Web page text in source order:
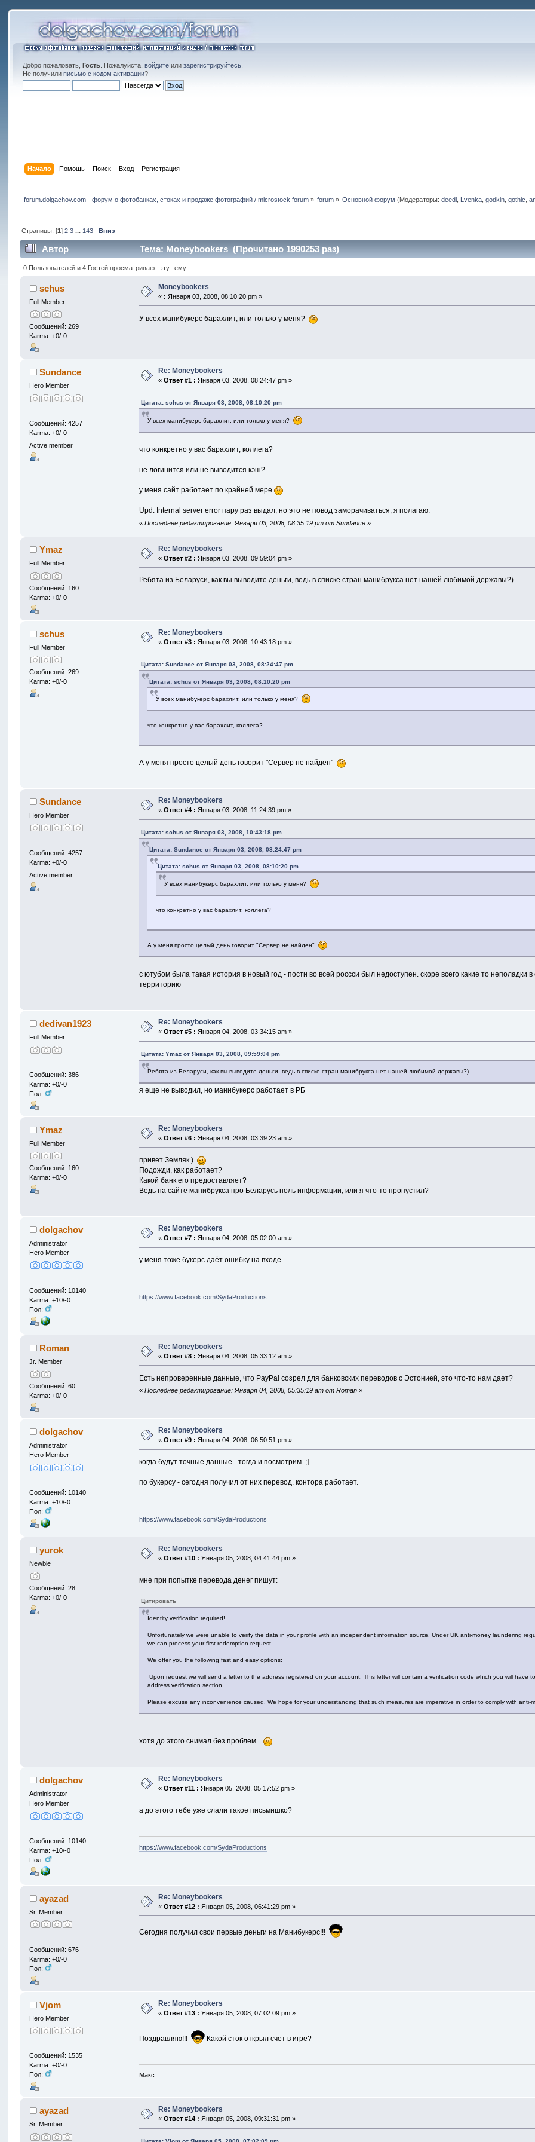
Добро пожаловать,Гость . Пожалуйста,войдите илизарегистрируйтесь
Не получилиписьмо с кодом активации?
Начало Помощь Поиск Вход Регистрация
forum.dolgachov.com - форум о фотобанках, стоках и продаже фотографий / microstock forum» forum » Основной форум (Модераторы:deedl Lvenka ,godkin ,gothic ,
Страницы: [1] 2 3 ... 143 Вниз
Автор Тема: Moneybookers (Прочитано 1990253 раз)
0 Пользователей и 4 Гостей просматривают эту тему.
schus
Full Member
Сообщений: 269
Karma: +0/-0
Moneybookers
« : Января 03, 2008, 08:10:20 pm »
У всех манибукерс барахлит, или только у меня?
Sundance
Hero Member
Сообщений: 4257
Karma: +0/-0
Active member
Re: Moneybookers
«Ответ #1 : Января 03, 2008, 08:24:47 pm »
Цитата: schus от Января 03, 2008, 08:10:20 pm
У всех манибукерс барахлит, или только у меня?
что конкретно у вас барахлит, коллега?
не логинится или не выводится кэш?
у меня сайт работает по крайней мере
Upd. Internal server error пару раз выдал, но это не повод заморачиваться, я полагаю.
«Последнее редактирование: Января 03, 2008, 08:35:19 pm от Sundance »
Ymaz
Full Member
Сообщений: 160
Karma: +0/-0
Re: Moneybookers
«Ответ #2 : Января 03, 2008, 09:59:04 pm »
Ребята из Беларуси, как вы выводите деньги, ведь в списке стран манибрукса нет нашей любимой державы?)
schus
Full Member
Сообщений: 269
Karma: +0/-0
Re: Moneybookers
«Ответ #3 : Января 03, 2008, 10:43:18 pm »
Цитата: Sundance от Января 03, 2008, 08:24:47 pm
Цитата: schus от Января 03, 2008, 08:10:20 pm
У всех манибукерс барахлит, или только у меня?
что конкретно у вас барахлит, коллега?
А у меня просто целый день говорит "Сервер не найден"
Sundance
Hero Member
Сообщений: 4257
Karma: +0/-0
Active member
Re: Moneybookers
«Ответ #4 : Января 03, 2008, 11:24:39 pm »
Цитата: schus от Января 03, 2008, 10:43:18 pm
Цитата: Sundance от Января 03, 2008, 08:24:47 pm
Цитата: schus от Января 03, 2008, 08:10:20 pm
У всех манибукерс барахлит, или только у меня?
что конкретно у вас барахлит, коллега?
А у меня просто целый день говорит "Сервер не найден"
с ютубом была такая история в новый год - пости во всей россси был недоступен. скоре всего какие то
территорию
dedivan1923
Full Member
Сообщений: 386
Karma: +0/-0
Пол:
Re: Moneybookers
«Ответ #5 : Января 04, 2008, 03:34:15 am »
Цитата: Ymaz от Января 03, 2008, 09:59:04 pm
Ребята из Беларуси, как вы выводите деньги, ведь в списке стран манибрукса нет нашей любимой державы?)
я еще не выводил, но манибукерс работает в РБ
Ymaz
Full Member
Сообщений: 160
Karma: +0/-0
Re: Moneybookers
«Ответ #6 : Января 04, 2008, 03:39:23 am »
привет Земляк )
Подожди, как работает?
Какой банк его предоставляет?
Ведь на сайте манибрукса про Беларусь ноль информации, или я что-то пропустил?
dolgachov
Administrator
Hero Member
Сообщений: 10140
Karma: +10/-0
Пол:
Re: Moneybookers
«Ответ #7 : Января 04, 2008, 05:02:00 am »
у меня тоже букерс даёт ошибку на входе.
https://www.facebook.com/SydaProductions
Roman
Jr. Member
Сообщений: 60
Karma: +0/-0
Re: Moneybookers
«Ответ #8 : Января 04, 2008, 05:33:12 am »
Есть непроверенные данные, что PayPal созрел для банковских переводов с Эстонией, это что-то нам дает?
«Последнее редактирование: Января 04, 2008, 05:35:19 am от Roman »
dolgachov
Administrator
Hero Member
Сообщений: 10140
Karma: +10/-0
Пол:
Re: Moneybookers
«Ответ #9 : Января 04, 2008, 06:50:51 pm »
когда будут точные данные - тогда и посмотрим. ;]
по букерсу - сегодня получил от них перевод. контора работает.
https://www.facebook.com/SydaProductions
yurok
Newbie
Сообщений: 28
Karma: +0/-0
Re: Moneybookers
«Ответ #10 : Января 05, 2008, 04:41:44 pm »
мне при попытке перевода денег пишут:
Цитировать
Identity verification required!
Unfortunately we were unable to verify the data in your profile with an independent information source. Under UK anti-money laundering
we can process your first redemption request.
We offer you the following fast and easy options:
Upon request we will send a letter to the address registered on your account. This letter will contain a verification code which you will
address verification section.
Please excuse any inconvenience caused. We hope for your understanding that such measures are imperative in order to comply with
хотя до этого снимал без проблем...
dolgachov
Administrator
Hero Member
Сообщений: 10140
Karma: +10/-0
Пол:
Re: Moneybookers
«Ответ #11 : Января 05, 2008, 05:17:52 pm »
а до этого тебе уже слали такое письмишко?
https://www.facebook.com/SydaProductions
ayazad
Sr. Member
Сообщений: 676
Karma: +0/-0
Пол:
Re: Moneybookers
«Ответ #12 : Января 05, 2008, 06:41:29 pm »
Сегодня получил свои первые деньги на Манибукерс!!!
Vjom
Hero Member
Сообщений: 1535
Karma: +0/-0
Пол:
Re: Moneybookers
«Ответ #13 : Января 05, 2008, 07:02:09 pm »
Поздравляю!!! Какой сток открыл счет в игре?
Макс
ayazad
Sr. Member
Re: Moneybookers
«Ответ #14 : Января 05, 2008, 09:31:31 pm »